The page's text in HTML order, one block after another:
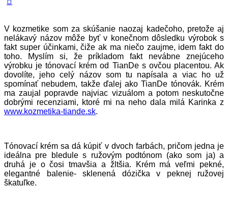
V kozmetike som za skúšanie naozaj kadečoho, pretože aj
nelákavý názov môže byť v konečnom dôsledku výrobok s
fakt super účinkami, čiže ak ma niečo zaujme, idem fakt do
toho. Myslím si, že príkladom fakt nevábne znejúceho
výrobku je tónovací krém od TianDe s ovčou placentou. Ak
dovolíte, jeho celý názov som tu napísala a viac ho už
spomínať nebudem, takže ďalej ako TianDe tónovák. Krém
ma zaujal popravde najviac vizuálom a potom neskutočne
dobrými recenziami, ktoré mi na neho dala milá Karinka z
www.kozmetika-tiande.sk.
Tónovací krém sa dá kúpiť v dvoch farbách, pričom jedna je
ideálna pre bledule s ružovým podtónom (ako som ja) a
druhá je o čosi tmavšia a žltšia. Krém má veľmi pekné,
elegantné balenie- sklenená dózička v peknej ružovej
škatuľke.